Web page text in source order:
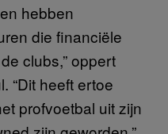
hebben
die financiële
clubs,” oppert
“Dit heeft ertoe
profvoetbal uit zijn